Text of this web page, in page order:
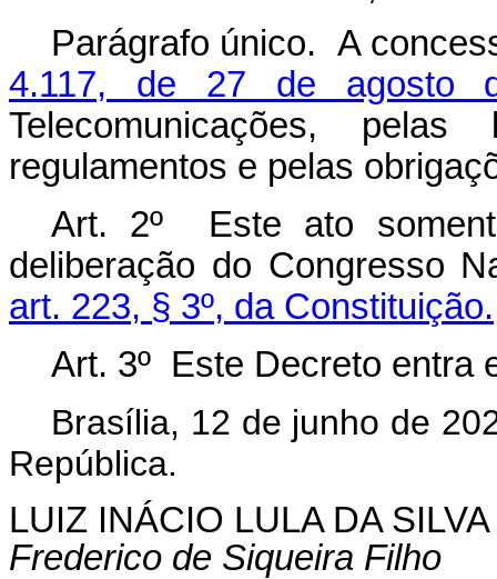
Parágrafo único. A
4.117, de 27 de agosto
Telecomunicações,
regulamentos e pelas
Art. 2º Este ato
deliberação do Congresso
art. 223, § 3º, da Constituição.
Art. 3º Este Decreto entra
Brasília, 12 de junho de
República.
LUIZ INÁCIO LULA DA SILVA
Frederico de Siqueira Filho